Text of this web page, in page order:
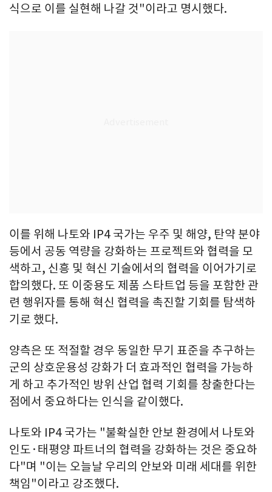
식으로 이를 실현해 나갈 것"이라고 명시했다.
이를 위해 나토와 IP4 국가는 우주 및 해양, 탄약 분야
등에서 공동 역량을 강화하는 프로젝트와 협력을 모
색하고, 신흥 및 혁신 기술에서의 협력을 이어가기로
합의했다. 또 이중용도 제품 스타트업 등을 포함한 관
련 행위자를 통해 혁신 협력을 촉진할 기회를 탐색하
기로 했다.
양측은 또 적절할 경우 동일한 무기 표준을 추구하는
군의 상호운용성 강화가 더 효과적인 협력을 가능하
게 하고 추가적인 방위 산업 협력 기회를 창출한다는
점에서 중요하다는 인식을 같이했다.
나토와 IP4 국가는 "불확실한 안보 환경에서 나토와
인도·태평양 파트너의 협력을 강화하는 것은 중요하
다"며 "이는 오늘날 우리의 안보와 미래 세대를 위한
책임"이라고 강조했다.